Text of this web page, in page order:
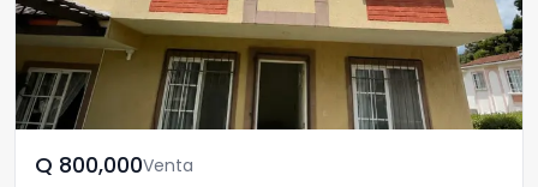
Q	800,000Venta